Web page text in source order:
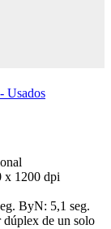
Usados
x 1200 dpi
ByN: 5,1 seg.
de un solo